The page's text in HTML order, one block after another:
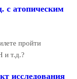
атопическим
пройти
и т.д.?
исследования